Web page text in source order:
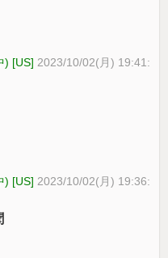
) [US] 2023/10/02(月) 19:41:
) [US] 2023/10/02(月) 19:36: